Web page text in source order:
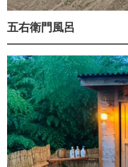
五右衛門風呂